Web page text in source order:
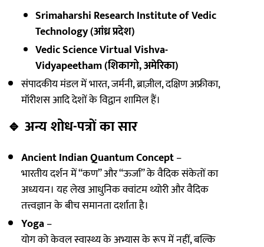
Srimaharshi Research Institute of Vedic
Technology (आंध्र प्रदेश)
Vedic Science Virtual Vishva-
Vidyapeetham (शिकागो, अमेरिका)
संपादकीय मंडल में भारत, जर्मनी, ब्राज़ील, दक्षिण अफ्रीका,
मॉरीशस आदि देशों के विद्वान शामिल हैं।
🔹 अन्य शोध-पत्रों का सार
Ancient Indian Quantum Concept–
भारतीय दर्शन में “कण” और “ऊर्जा” के वैदिक संकेतों का
अध्ययन। यह लेख आधुनिक क्वांटम थ्योरी और वैदिक
तत्त्वज्ञान के बीच समानता दर्शाता है।
Yoga–
योग को केवल स्वास्थ्य के अभ्यास के रूप में नहीं, बल्कि